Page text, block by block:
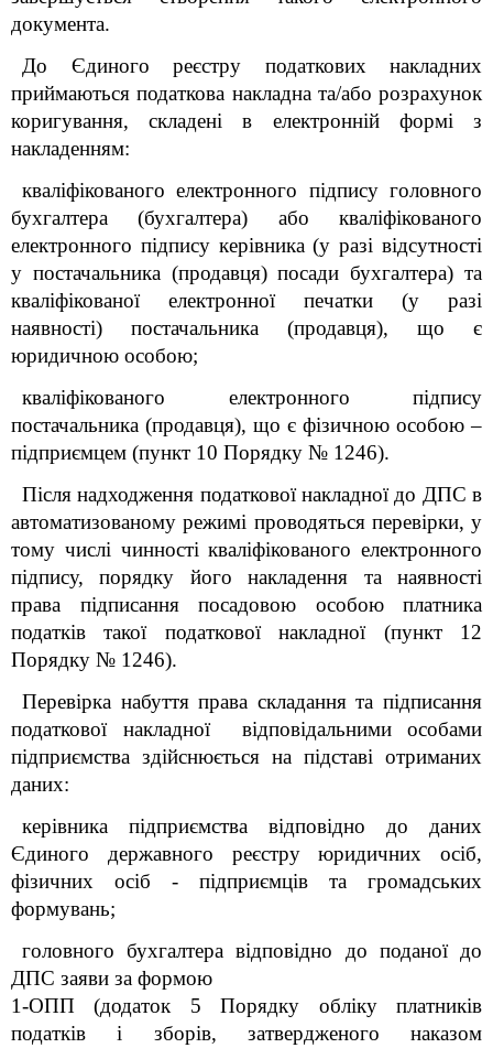
документа.
До Єдиного реєстру податкових накладних
приймаються податкова накладна та/або розрахунок
коригування, складені в електронній формі з
накладенням:
кваліфікованого електронного підпису головного
бухгалтера (бухгалтера) або кваліфікованого
електронного підпису керівника (у разі відсутності
у постачальника (продавця) посади бухгалтера) та
кваліфікованої електронної печатки (у разі
наявності) постачальника (продавця), що є
юридичною особою;
кваліфікованого електронного підпису
постачальника (продавця), що є фізичною особою –
підприємцем (пункт 10 Порядку № 1246).
Після надходження податкової накладної до ДПС в
автоматизованому режимі проводяться перевірки, у
тому числі чинності кваліфікованого електронного
підпису, порядку його накладення та наявності
права підписанняпосадовою особою платника
податків такої податкової накладної (пункт 12
Порядку № 1246).
Перевірка набуття права складання та підписання
податкової накладної відповідальними особами
підприємства здійснюється на підставі отриманих
даних:
керівника підприємства відповідно до даних
Єдиного державного реєстру юридичних осіб,
фізичних осіб - підприємців та громадських
формувань;
головного бухгалтера відповідно до поданої до
ДПС заяви за формою
1-ОПП (додаток 5 Порядку обліку платників
податків і зборів, затвердженого наказом